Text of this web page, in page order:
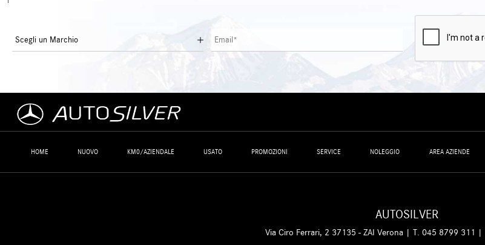
HOME NUOVO KM0/AZIENDALE USATO PROMOZIONI SERVICE NOLEGGIO AREA AZIENDE
AUTOSILVER
Via Ciro Ferrari, 2 37135 - ZAI Verona | T.045 8799 311 |